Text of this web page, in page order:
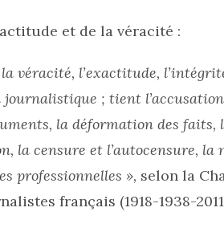
et de la véracité :
véracité, l’exactitude,
; tient
la déformation des faits,
la censure et l’autocensure,
professionnelles », selon la
français (1918-1938-